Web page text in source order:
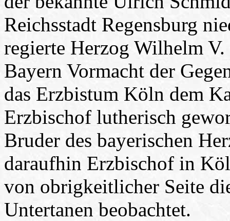
Reichsstadt Regensburg
regierte Herzog Wilhelm
Bayern Vormacht der
das Erzbistum Köln dem
Erzbischof lutherisch
Bruder des bayerischen
daraufhin Erzbischof in
von obrigkeitlicher Seite
Untertanen beobachtet.